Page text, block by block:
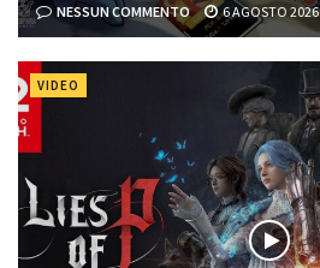
NESSUN COMMENTO 6 AGOSTO 2026
VIDEO